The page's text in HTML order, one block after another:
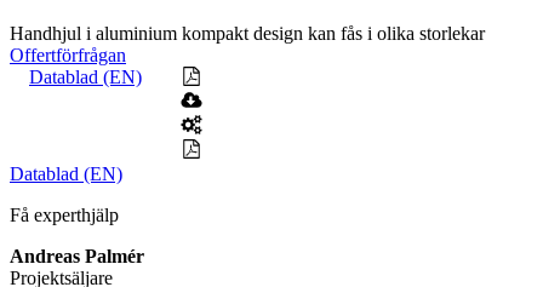
LinjärenheterAxelkopplingarKulskruvar Skenstyrningar
Mekatronik
Positionsvisare / Mätklockor
Wire-moduler
Motion
MätskalorRäknare / Displayer
Handhjul i aluminium kompakt design kan fås i olika storlekar
Offertförfrågan
Datablad (EN)
Datablad (EN)
Få experthjälp
Andreas Palmér
Projektsäljare